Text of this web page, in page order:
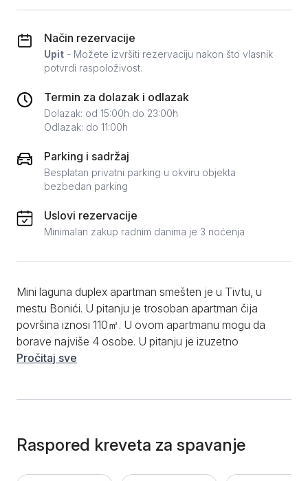
Način rezervacije
Upit - Možete izvršiti rezervaciju nakon što vlasnik
potvrdi raspoloživost.
Termin za dolazak i odlazak
Dolazak: od 15:00h do 23:00h
Odlazak: do 11:00h
Parking i sadržaj
Besplatan privatni parking u okviru objekta
bezbedan parking
Uslovi rezervacije
Minimalan zakup radnim danima je 3 noćenja
Mini laguna duplex apartman smešten je u Tivtu, u
mestu Bonići. U pitanju je trosoban apartman čija
površina iznosi 110㎡. U ovom apartmanu mogu da
borave najviše 4 osobe. U pitanju je izuzetno
prostran i svetao apartman koji će vam pružiti sve što
sudova, raznovrsnog posuđa i kvalitetnog escajga.
Na raspolaganju će biti i prostrani šank na kome će
priprema hrane i ručavanje biti znatno olakšani. U
Pročitaj sve
Raspored kreveta za spavanje